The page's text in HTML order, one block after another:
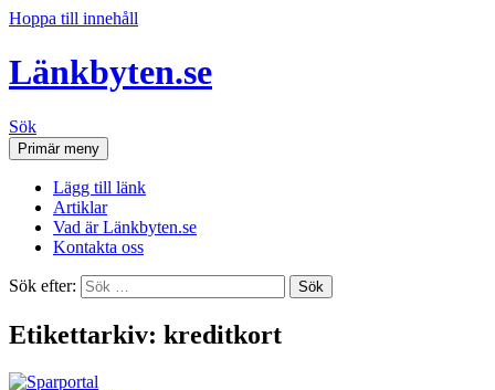
Hoppa till innehåll
Länkbyten.se
Sök
Primär meny
Lägg till länk
Artiklar
Vad är Länkbyten.se
Kontakta oss
Sök efter:
Etikettarkiv: kreditkort